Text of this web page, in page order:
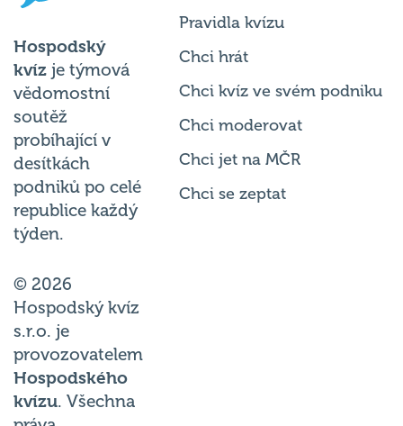
Hospodský
kvíz je týmová
vědomostní
soutěž
probíhající v
desítkách
podniků po celé
republice každý
týden.
© 2026
Hospodský kvíz
s.r.o. je
provozovatelem
Hospodského
kvízu. Všechna
Pravidla kvízu
Chci hrát
Chci kvíz ve svém podniku
Chci moderovat
Chci jet na MČR
Chci se zeptat